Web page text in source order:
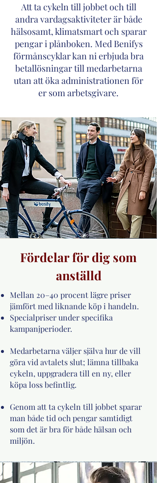
Att ta cykeln till jobbet och till
andra vardagsaktiviteter är både
hälsosamt, klimatsmart och sparar
pengar i plånboken. Med Benifys
förmånscyklar kan ni erbjuda bra
betallösningar till medarbetarna
utan att öka administrationen för
er som arbetsgivare.
Fördelar för dig som
anställd
Mellan 20–40 procent lägre priser
jämfört med liknande köp i handeln.
Specialpriser under specifika
kampanjperioder.
Medarbetarna väljer själva hur de vill
göra vid avtalets slut; lämna tillbaka
cykeln, uppgradera till en ny, eller
köpa loss befintlig.
Genom att ta cykeln till jobbet sparar
man både tid och pengar samtidigt
som det är bra för både hälsan och
miljön.